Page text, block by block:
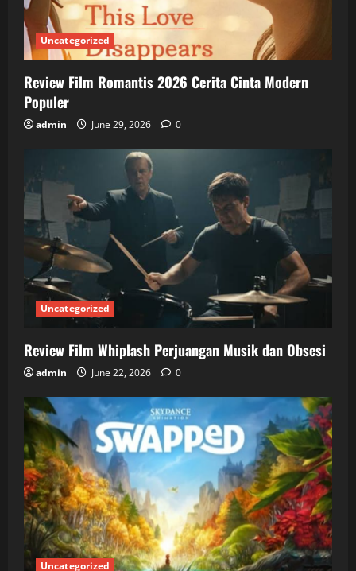
Uncategorized
Review Film Romantis 2026 Cerita Cinta Modern
Populer
admin June 29, 2026 0
Uncategorized
Review Film Whiplash Perjuangan Musik dan Obsesi
admin June 22, 2026 0
Uncategorized